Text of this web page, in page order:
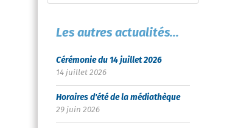
Les autres actualités...
Cérémonie du 14 juillet 2026
14 juillet 2026
Horaires d'été de la médiathèque
29 juin 2026